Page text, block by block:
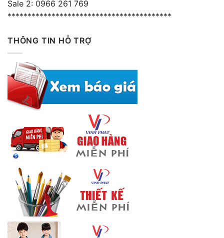
Sale 2: 0966 261 769
*****************************************
THÔNG TIN HỖ TRỢ